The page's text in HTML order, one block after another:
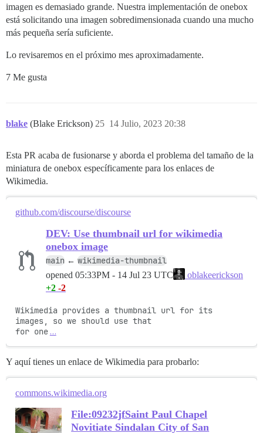
imagen es demasiado grande. Nuestra implementación de onebox
está solicitando una imagen sobredimensionada cuando una mucho
más pequeña sería suficiente.
Lo revisaremos en el próximo mes aproximadamente.
7 Me gusta
blake (Blake Erickson) 14 Julio, 2023 20:38
25
Esta PR acaba de fusionarse y aborda el problema del tamaño de la
miniatura de onebox específicamente para los enlaces de
Wikimedia.
github.com/discourse/discourse
DEV: Use thumbnail url for wikimedia
onebox image
main ← wikimedia-thumbnail
opened 05:33PM - 14 Jul 23 UTC
oblakeerickson
+2 -2
Wikimedia provides a thumbnail url for its
images, so we should use that
for one …
Y aquí tienes un enlace de Wikimedia para probarlo:
commons.wikimedia.org
File:09232jfSaint Paul Chapel
Novitiate Sindalan City of San